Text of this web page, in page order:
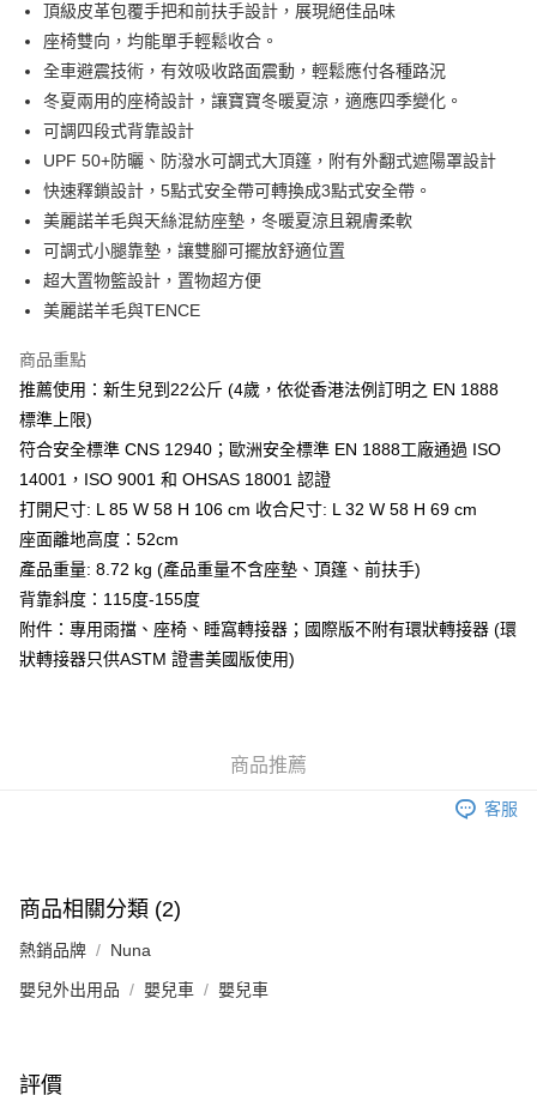
頂級皮革包覆手把和前扶手設計，展現絕佳品味
座椅雙向，均能單手輕鬆收合。
全車避震技術，有效吸收路面震動，輕鬆應付各種路況
冬夏兩用的座椅設計，讓寶寶冬暖夏涼，適應四季變化。
可調四段式背靠設計
UPF 50+防曬、防潑水可調式大頂篷，附有外翻式遮陽罩設計
快速釋鎖設計，5點式安全帶可轉換成3點式安全帶。
美麗諾羊毛與天絲混紡座墊，冬暖夏涼且親膚柔軟
可調式小腿靠墊，讓雙腳可擺放舒適位置
超大置物籃設計，置物超方便
美麗諾羊毛與TENCE
商品重點
推薦使用：新生兒到22公斤 (4歲，依從香港法例訂明之 EN 1888
標準上限)
符合安全標準 CNS 12940；歐洲安全標準 EN 1888工廠通過 ISO
14001，ISO 9001 和 OHSAS 18001 認證
打開尺寸: L 85 W 58 H 106 cm 收合尺寸: L 32 W 58 H 69 cm
座面離地高度：52cm
產品重量: 8.72 kg (產品重量不含座墊、頂篷、前扶手)
背靠斜度：115度-155度
附件：專用雨擋、座椅、睡窩轉接器；國際版不附有環狀轉接器 (環
狀轉接器只供ASTM 證書美國版使用)
商品推薦
客服
商品相關分類 (2)
熱銷品牌 Nuna
嬰兒外出用品 嬰兒車 嬰兒車
評價